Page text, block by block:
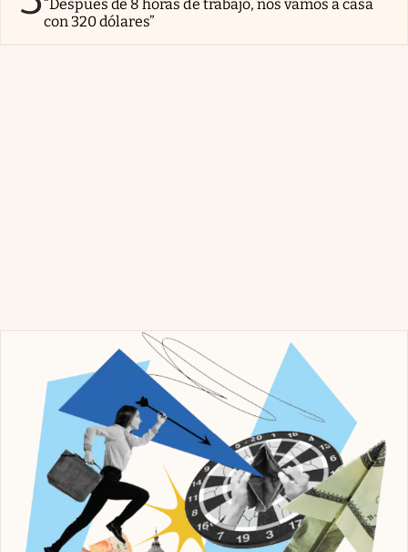
“Después de 8 horas de trabajo, nos vamos a casa
con 320 dólares”